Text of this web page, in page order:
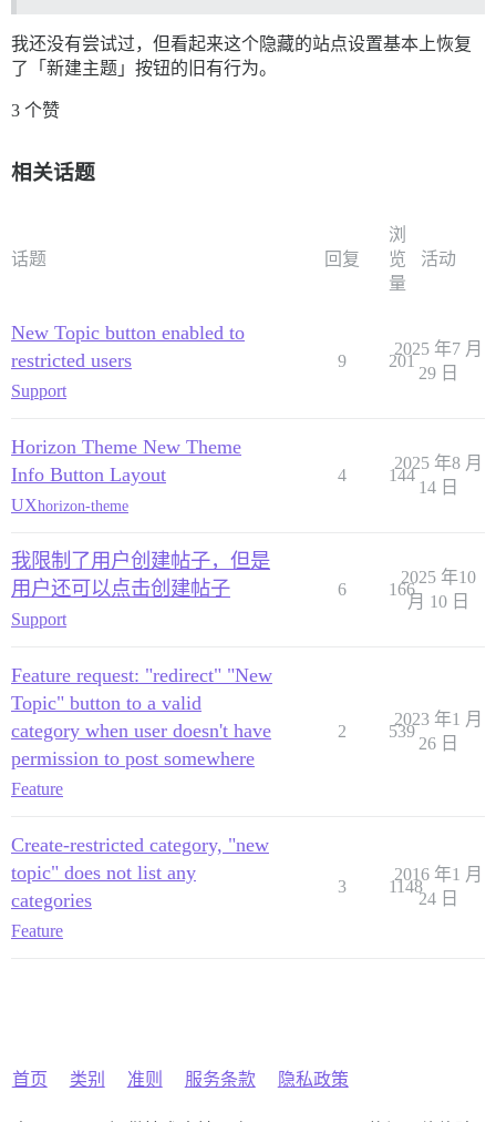
我还没有尝试过，但看起来这个隐藏的站点设置基本上恢复
了「新建主题」按钮的旧有行为。
3 个赞
相关话题
话题 回复
浏
览
量
活动
New Topic button enabled to
restricted users
Support
9 201
2025 年7 月
29 日
Horizon Theme New Theme
Info Button Layout
UXhorizon-theme
4 144
2025 年8 月
14 日
我限制了用户创建帖子，但是
用户还可以点击创建帖子
Support
6 166
2025 年10
月 10 日
Feature request: "redirect" "New
Topic" button to a valid
category when user doesn't have
permission to post somewhere
Feature
2 539
2023 年1 月
26 日
Create-restricted category, "new
topic" does not list any
categories
Feature
3 1148
2016 年1 月
24 日
首页 类别 准则 服务条款 隐私政策